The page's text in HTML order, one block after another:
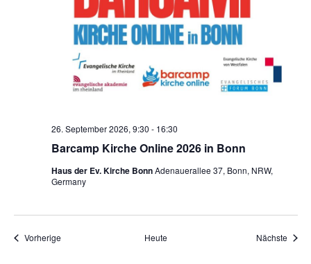
Barcamp Kirche Online 2026 in Bonn
26. September 2026, 9:30 - 16:30
Haus der Ev. Kirche BonnAdenauerallee 37, Bonn, NRW,
Germany
VorherigeVeranstaltungen Heute Nächste